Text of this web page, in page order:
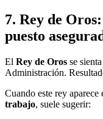
7. Rey de
puesto
El Rey de Oros se
Administración.
Cuando este rey aparece
trabajo, suele sugerir: